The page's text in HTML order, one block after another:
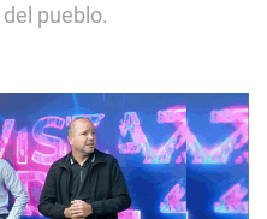
pueblo.